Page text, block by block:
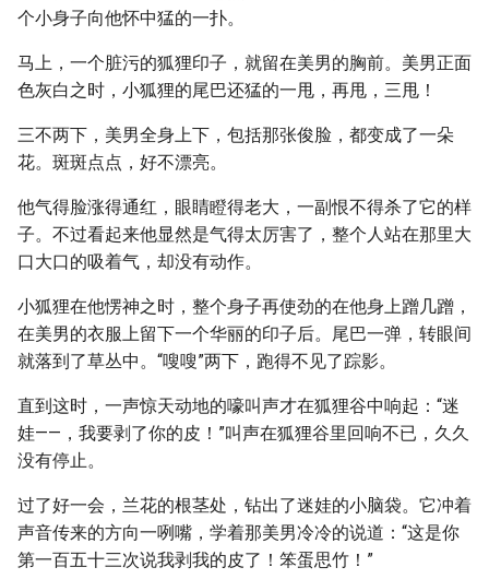
个小身子向他怀中猛的一扑。
马上，一个脏污的狐狸印子，就留在美男的胸前。美男正面
色灰白之时，小狐狸的尾巴还猛的一甩，再甩，三甩！
三不两下，美男全身上下，包括那张俊脸，都变成了一朵
花。斑斑点点，好不漂亮。
他气得脸涨得通红，眼睛瞪得老大，一副恨不得杀了它的样
子。不过看起来他显然是气得太厉害了，整个人站在那里大
口大口的吸着气，却没有动作。
小狐狸在他愣神之时，整个身子再使劲的在他身上蹭几蹭，
在美男的衣服上留下一个华丽的印子后。尾巴一弹，转眼间
就落到了草丛中。“嗖嗖”两下，跑得不见了踪影。
直到这时，一声惊天动地的嚎叫声才在狐狸谷中响起：“迷
娃——，我要剥了你的皮！”叫声在狐狸谷里回响不已，久久
没有停止。
过了好一会，兰花的根茎处，钻出了迷娃的小脑袋。它冲着
声音传来的方向一咧嘴，学着那美男冷冷的说道：“这是你
第一百五十三次说我剥我的皮了！笨蛋思竹！”